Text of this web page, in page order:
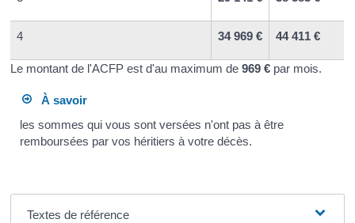
4 34 969 € 44 411 €
Le montant de l'ACFP est d'au maximum de969 € par mois.
À savoir
les sommes qui vous sont versées n'ont pas à être
remboursées par vos héritiers à votre décès.
Textes de référence